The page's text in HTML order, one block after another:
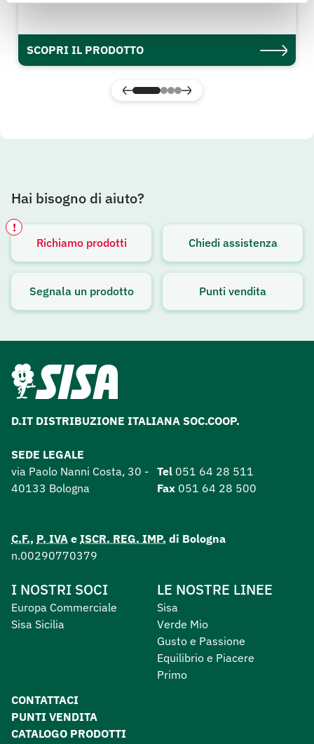
SCOPRI IL PRODOTTO
Hai bisogno di aiuto?
Richiamo prodotti
!
Avviso attivo
Chiedi assistenza
Segnala un prodotto Punti vendita
D.IT DISTRIBUZIONE ITALIANA SOC.COOP.
SEDE LEGALE
via Paolo Nanni Costa, 30 -
40133 Bologna
Tel 051 64 28 511
Fax 051 64 28 500
C.F., P. IVA e ISCR. REG. IMP. di Bologna
n.00290770379
I NOSTRI SOCI
Europa Commerciale
Sisa Sicilia
LE NOSTRE LINEE
Sisa
Verde Mio
Gusto e Passione
Equilibrio e Piacere
Primo
CONTATTACI
PUNTI VENDITA
CATALOGO PRODOTTI